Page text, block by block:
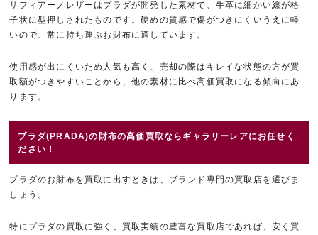
サフィアーノレザーはプラダが開発した素材で、牛革に細かい線が格
子状に型押しされたものです。硬めの質感で傷がつきにくいうえに軽
いので、常に持ち運ぶお財布に適しています。
使用感が出にくいため人気も高く、売却の際はキレイな状態の方が買
取額がつきやすいことから、他の素材に比べ高価買取になる傾向にあ
ります。
プラダ(PRADA)の財布の高価買取ならギャラリーレアにお任せく
ださい！
プラダのお財布を買取に出すときは、ブランド専門の買取店を選びま
しょう。
特にプラダの買取に強く、買取実績の豊富な買取店であれば、安く買